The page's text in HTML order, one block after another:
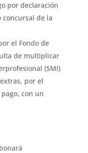
por declaración
de la
el Fondo de
de multiplicar
(SMI)
por el
con un